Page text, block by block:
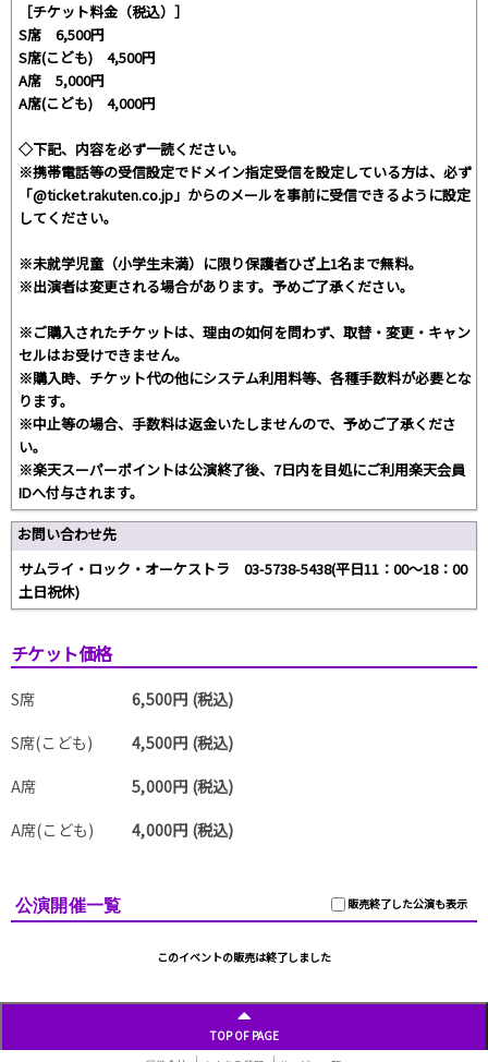
［チケット料金（税込）］
S席 6,500円
S席(こども) 4,500円
A席 5,000円
A席(こども) 4,000円
◇下記、内容を必ず一読ください。
※携帯電話等の受信設定でドメイン指定受信を設定している方は、必ず
「@ticket.rakuten.co.jp」からのメールを事前に受信できるように設定
してください。
※未就学児童（小学生未満）に限り保護者ひざ上1名まで無料。
※出演者は変更される場合があります。予めご了承ください。
※ご購入されたチケットは、理由の如何を問わず、取替・変更・キャン
セルはお受けできません。
※購入時、チケット代の他にシステム利用料等、各種手数料が必要とな
ります。
※中止等の場合、手数料は返金いたしませんので、予めご了承くださ
い。
※楽天スーパーポイントは公演終了後、7日内を目処にご利用楽天会員
IDへ付与されます。
お問い合わせ先
サムライ・ロック・オーケストラ 03-5738-5438(平日11：00～18：00
土日祝休)
チケット価格
S席
6,500円 (税込)
S席(こども)
4,500円 (税込)
A席
5,000円 (税込)
A席(こども)
4,000円 (税込)
販売終了した公演も表示
公演開催一覧
このイベントの販売は終了しました
TOP OF PAGE